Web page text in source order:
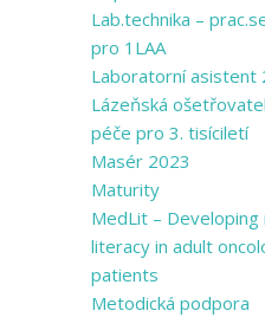
Lab.technika –
pro 1LAA
Laboratorní asistent
Lázeňská
péče pro 3. tisíciletí
Masér 2023
Maturity
MedLit – Developing
literacy in adult
patients
Metodická podpora